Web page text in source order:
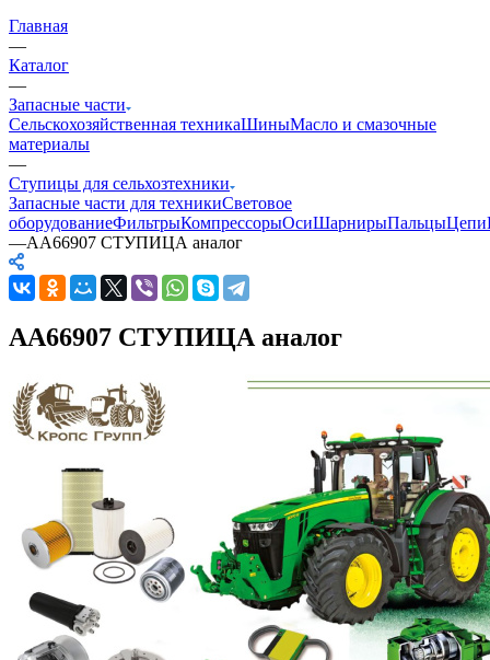
Главная
—
Каталог
—
Запасные части
Сельскохозяйственная техникаШиныМасло и смазочные
материалы
—
Ступицы для сельхозтехники
Запасные части для техникиСветовое
оборудованиеФильтрыКомпрессорыОсиШарнирыПальцыЦепи
—AA66907 СТУПИЦА аналог
AA66907 СТУПИЦА аналог